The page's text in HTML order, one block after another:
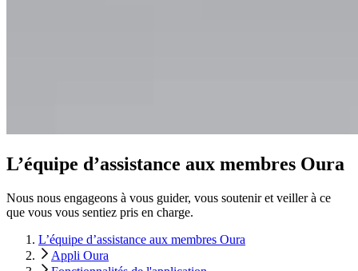
L’équipe d’assistance aux membres Oura
Nous nous engageons à vous guider, vous soutenir et veiller à ce
que vous vous sentiez pris en charge.
L’équipe d’assistance aux membres Oura
Appli Oura